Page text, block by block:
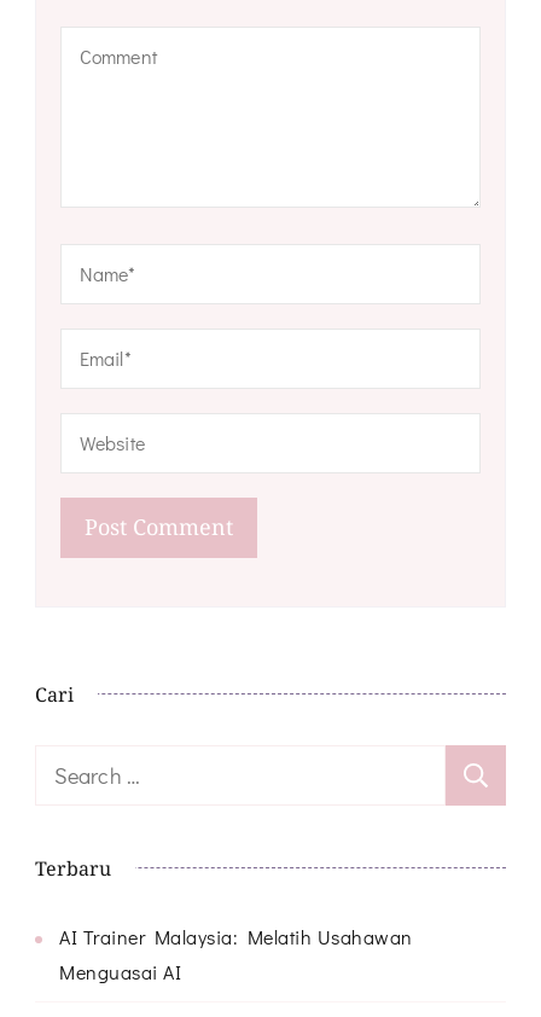
Cari
Search
Terbaru
AI Trainer Malaysia: Melatih Usahawan
Menguasai AI